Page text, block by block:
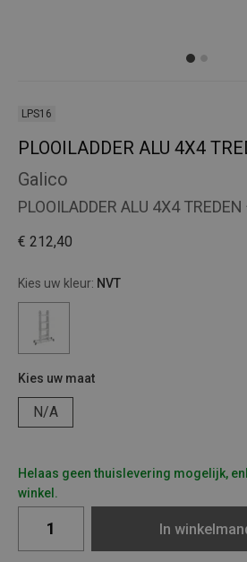
LPS16
PLOOILADDER ALU 4X4
Galico
PLOOILADDER ALU 4X4
€ 212,40
Kies uw kleur: NVT
Kies uw maat
N/A
Helaas geen thuislevering mogelijk,
winkel.
In